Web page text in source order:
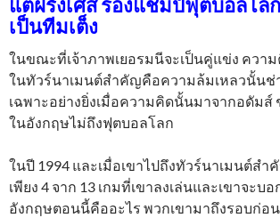
แต่ฝรั่งเศส รองแชมป์ฟุตบอลโล
เป็นทีมเต็ง
ในขณะที่เจ้าภาพเยอรมนีจะเป็นคู่แข่ง ควา
ในทัวร์นาเมนต์สำคัญคือความล้มเหลวนั้นช่า
เฉพาะอย่างยิ่งเมื่อความคิดนั้นมาจากอดัม
ในอังกฤษไม่ถึงฟุตบอลโลก
ในปี 1994 และเมื่อเขาไปถึงทัวร์นาเมนต์สำ
เพียง 4 จาก 13 เกมที่เขาลงเล่นและเขาจะบ
อังกฤษตอนนี้คืออะไร พวกเขามาถึงรอบก่อ